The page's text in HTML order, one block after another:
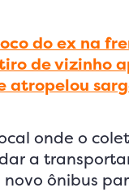
do ex na
de vizinho
atropelou
onde o
a
ônibus